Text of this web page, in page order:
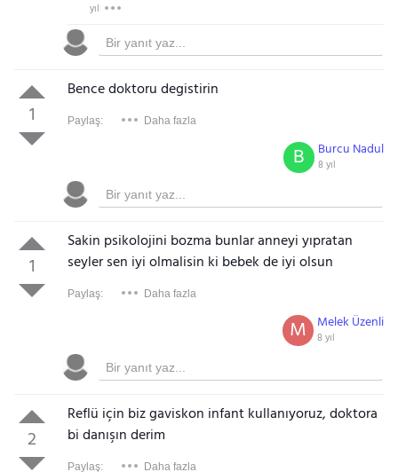
yıl
1
Bence doktoru degistirin
Paylaş: Daha fazla
Burcu Nadul
8 yıl
B
1
Sakin psikolojini bozma bunlar anneyi yıpratan
seyler sen iyi olmalisin ki bebek de iyi olsun
Paylaş: Daha fazla
Melek Üzenli
8 yıl
M
2
Reflü için biz gaviskon infant kullanıyoruz, doktora
bi danışın derim
Paylaş: Daha fazla